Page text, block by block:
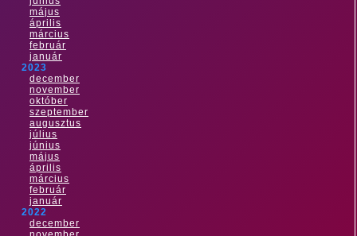
május
április
március
február
január
2023
december
november
október
szeptember
augusztus
július
június
május
április
március
február
január
2022
december